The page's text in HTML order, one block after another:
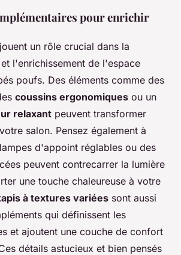
pour enrichir
un rôle crucial dans la
l'enrichissement de l'espace
poufs. Des éléments comme des
coussins ergonomiques ou un
relaxant peuvent transformer
salon. Pensez également à
d'appoint réglables ou des
peuvent contrecarrer la lumière
une touche chaleureuse à votre
à textures variées sont aussi
qui définissent les
et ajoutent une couche de confort
détails astucieux et bien pensés